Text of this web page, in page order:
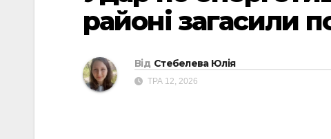
районі загасили
Від Стебелева Юлія
ТРА 12, 2026